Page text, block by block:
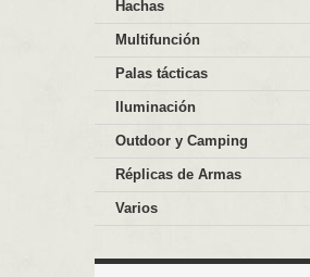
Hachas
Multifunción
Palas tácticas
Iluminación
Outdoor y Camping
Réplicas de Armas
Varios